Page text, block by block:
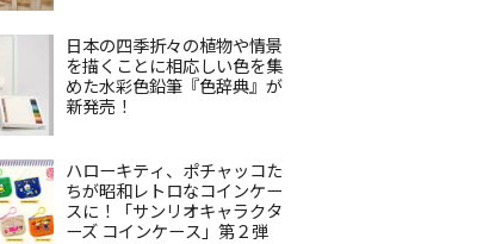
日本の四季折々の植物や情景
を描くことに相応しい色を集
めた水彩色鉛筆『色辞典』が
新発売！
ハローキティ、ポチャッコた
ちが昭和レトロなコインケー
スに！「サンリオキャラクタ
ーズ コインケース」第２弾